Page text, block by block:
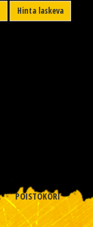
Hinta laskeva
POISTOKORI